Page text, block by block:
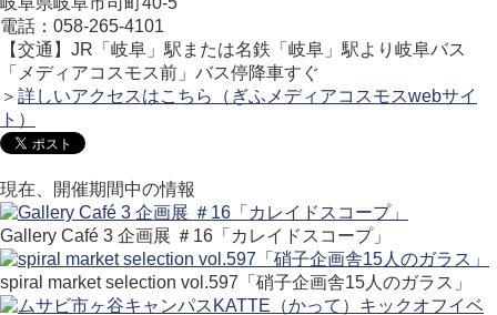
電話：058-265-4101
【交通】JR「岐阜」駅または名鉄「岐阜」駅より岐阜バス
「メディアコスモス前」バス停降車すぐ
＞ 詳しいアクセスはこちら（ぎふメディアコスモスwebサイ
ト）
現在、開催期間中の情報
Gallery Café 3 企画展 ＃16「カレイドスコープ」
spiral market selection vol.597「硝子企画舎15人のガラス」